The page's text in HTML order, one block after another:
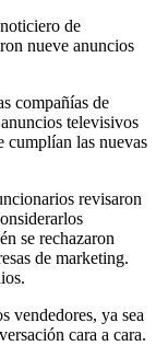
de
nueve anuncios
compañías de
televisivos
cumplían las nuevas
revisaron
se rechazaron
de marketing.
vendedores, ya sea
cara a cara.